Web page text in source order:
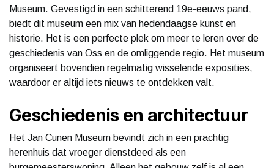
Museum. Gevestigd in een schitterend 19e-eeuws pand,
biedt dit museum een mix van hedendaagse kunst en
historie. Het is een perfecte plek om meer te leren over de
geschiedenis van Oss en de omliggende regio. Het museum
organiseert bovendien regelmatig wisselende exposities,
waardoor er altijd iets nieuws te ontdekken valt.
Geschiedenis en architectuur
Het Jan Cunen Museum bevindt zich in een prachtig
herenhuis dat vroeger dienstdeed als een